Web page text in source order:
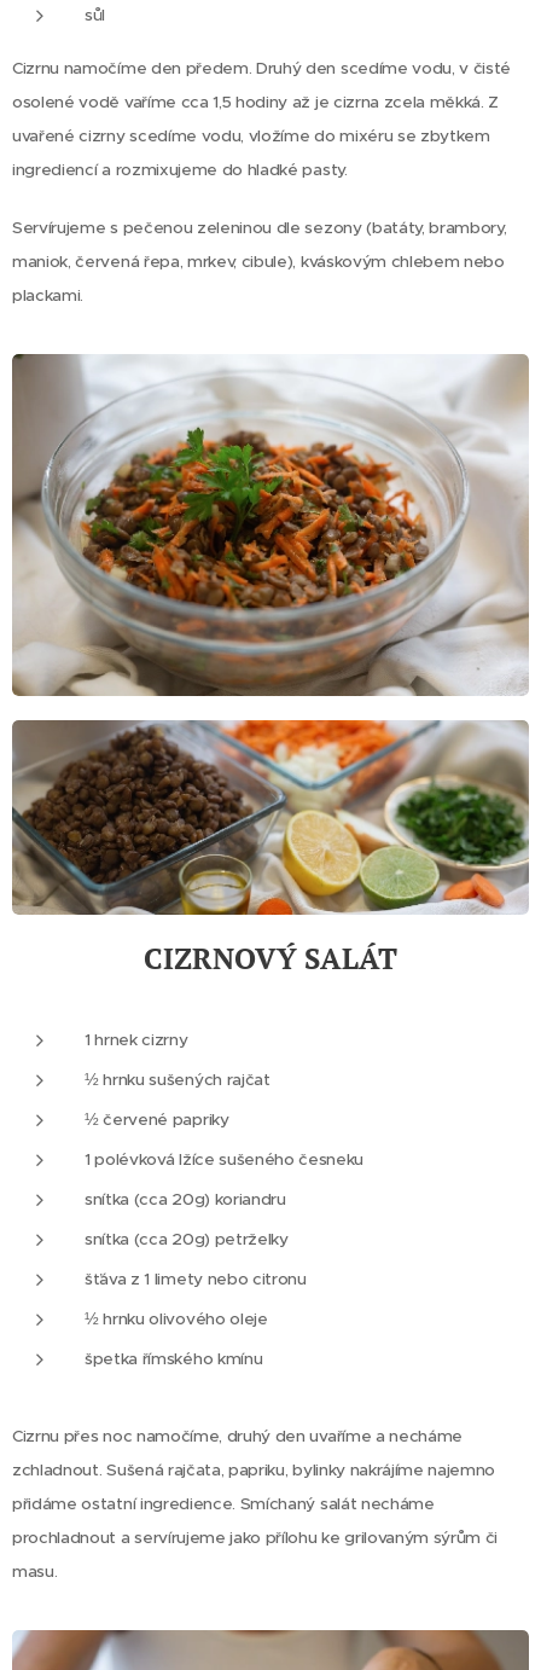
sůl
Cizrnu namočíme den předem. Druhý den scedíme vodu, v čisté
osolené vodě vaříme cca 1,5 hodiny až je cizrna zcela měkká. Z
uvařené cizrny scedíme vodu, vložíme do mixéru se zbytkem
ingrediencí a rozmixujeme do hladké pasty.
Servírujeme s pečenou zeleninou dle sezony (batáty, brambory,
maniok, červená řepa, mrkev, cibule), kváskovým chlebem nebo
plackami.
CIZRNOVÝ SALÁT
1 hrnek cizrny
½ hrnku sušených rajčat
½ červené papriky
1 polévková lžíce sušeného česneku
snítka (cca 20g) koriandru
snítka (cca 20g) petrželky
šťáva z 1 limety nebo citronu
½ hrnku olivového oleje
špetka římského kmínu
Cizrnu přes noc namočíme, druhý den uvaříme a necháme
zchladnout.Sušená rajčata, papriku, bylinky nakrájíme najemno
přidáme ostatní ingredience. Smíchaný salát necháme
prochladnout a servírujeme jako přílohu ke grilovaným sýrům či
masu.